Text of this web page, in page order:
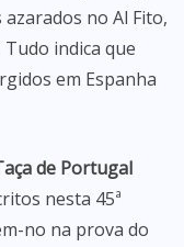
no Al Fito,
indica que
em Espanha
de Portugal
nesta 45ª
no na prova do